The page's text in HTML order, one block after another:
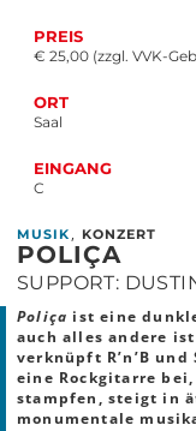
PREIS
€ 25,00 (zzgl. VVK-
ORT
Saal
EINGANG
C
MUSIK , KONZERT
POLIÇA
SUPPORT:
Poliça ist eine
auch alles andere
verknüpft R’n’B
eine Rockgitarre
stampfen, steigt in
monumentale